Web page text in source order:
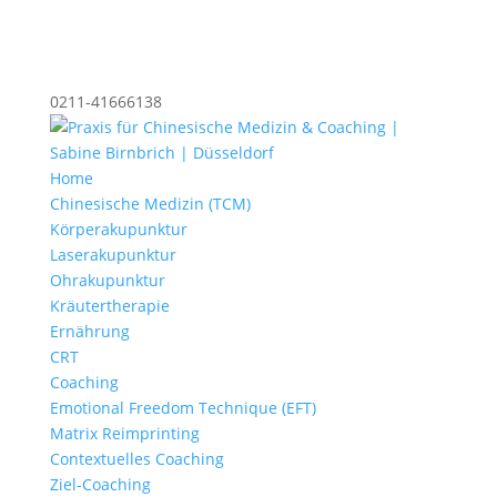
0211-41666138
Home
Chinesische Medizin (TCM)
Körperakupunktur
Laserakupunktur
Ohrakupunktur
Kräutertherapie
Ernährung
CRT
Coaching
Emotional Freedom Technique (EFT)
Matrix Reimprinting
Contextuelles Coaching
Ziel-Coaching